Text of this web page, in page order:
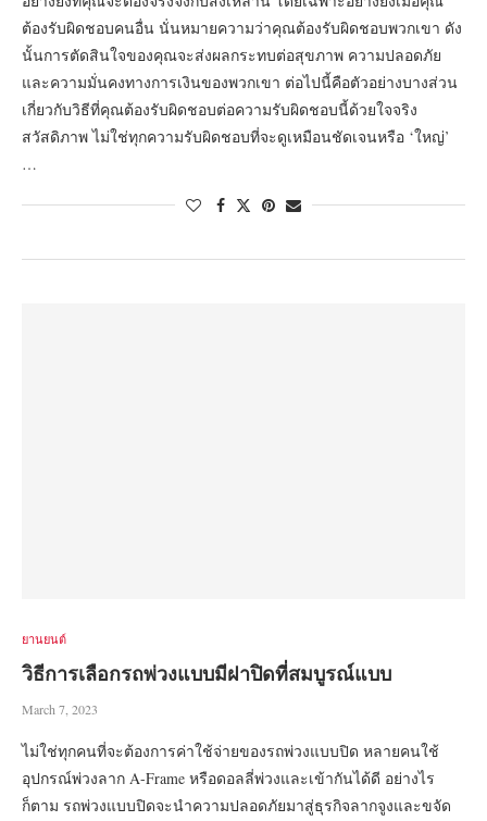
ต้องรับผิดชอบคนอื่น นั่นหมายความว่าคุณต้องรับผิดชอบพวกเขา ดัง
นั้นการตัดสินใจของคุณจะส่งผลกระทบต่อสุขภาพ ความปลอดภัย
และความมั่นคงทางการเงินของพวกเขา ต่อไปนี้คือตัวอย่างบางส่วน
เกี่ยวกับวิธีที่คุณต้องรับผิดชอบต่อความรับผิดชอบนี้ด้วยใจจริง
สวัสดิภาพ ไม่ใช่ทุกความรับผิดชอบที่จะดูเหมือนชัดเจนหรือ ‘ใหญ่’
…
ยานยนต์
วิธีการเลือกรถพ่วงแบบมีฝาปิดที่สมบูรณ์แบบ
March 7, 2023
ไม่ใช่ทุกคนที่จะต้องการค่าใช้จ่ายของรถพ่วงแบบปิด หลายคนใช้
อุปกรณ์พ่วงลาก A-Frame หรือดอลลี่พ่วงและเข้ากันได้ดี อย่างไร
ก็ตาม รถพ่วงแบบปิดจะนำความปลอดภัยมาสู่ธุรกิจลากจูงและขจัด